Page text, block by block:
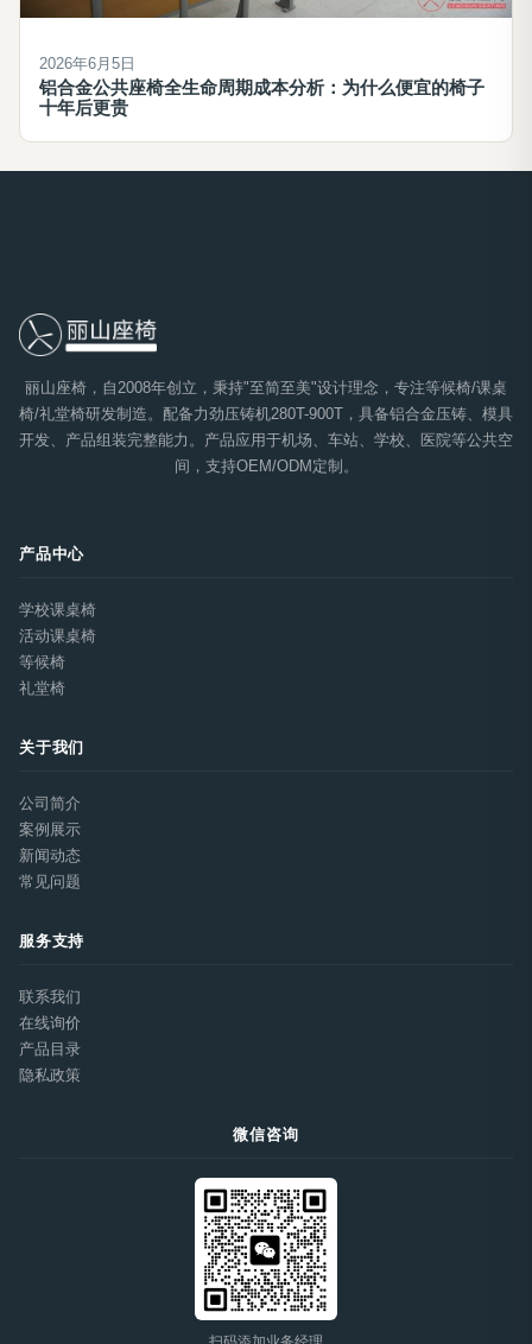
2026年6月5日
铝合金公共座椅全生命周期成本分析：为什么便宜的椅子
十年后更贵
丽山座椅，自2008年创立，秉持"至简至美"设计理念，专注等候椅/课桌
椅/礼堂椅研发制造。配备力劲压铸机280T-900T，具备铝合金压铸、模具
开发、产品组装完整能力。产品应用于机场、车站、学校、医院等公共空
间，支持OEM/ODM定制。
产品中心
学校课桌椅
活动课桌椅
等候椅
礼堂椅
关于我们
公司简介
案例展示
新闻动态
常见问题
服务支持
联系我们
在线询价
产品目录
隐私政策
微信咨询